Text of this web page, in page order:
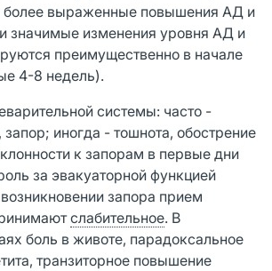
более выраженные повышения АД и
значимые изменения уровня АД и
преимущественно в начале
4-8 недель).
системы: часто -
запор; иногда - тошнота, обострение
к запорам в первые дни
за эвакуаторной функцией
запора прием
слабительное. В
боль в животе, парадоксальное
транзиторное повышение